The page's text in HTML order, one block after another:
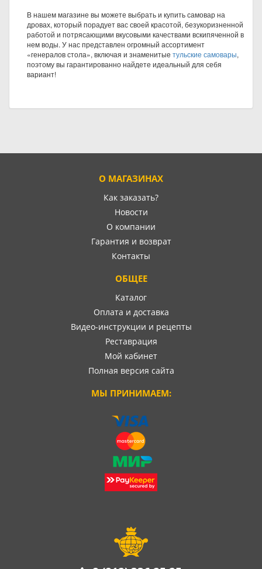
В нашем магазине вы можете выбрать и купить самовар на
дровах, который порадует вас своей красотой, безукоризненной
работой и потрясающими вкусовыми качествами вскипяченной в
нем воды. У нас представлен огромный ассортимент
«генералов стола», включая и знаменитые тульские самовары,
поэтому вы гарантированно найдете идеальный для себя
вариант!
О МАГАЗИНАХ
Как заказать?
Новости
О компании
Гарантия и возврат
Контакты
ОБЩЕЕ
Каталог
Оплата и доставка
Видео-инструкции и рецепты
Реставрация
Мой кабинет
Полная версия сайта
МЫ ПРИНИМАЕМ: